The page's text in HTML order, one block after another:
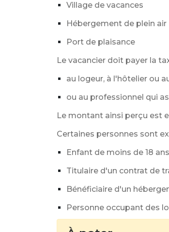
Village de vacances
Hébergement de plein
Port de plaisance
Le vacancier doit payer la
au logeur, à l'hôtelier ou
ou au professionnel qui
Le montant ainsi perçu est
Certaines personnes sont
Enfant de moins de 18 ans
Titulaire d'un contrat de
Bénéficiaire d'un
Personne occupant des